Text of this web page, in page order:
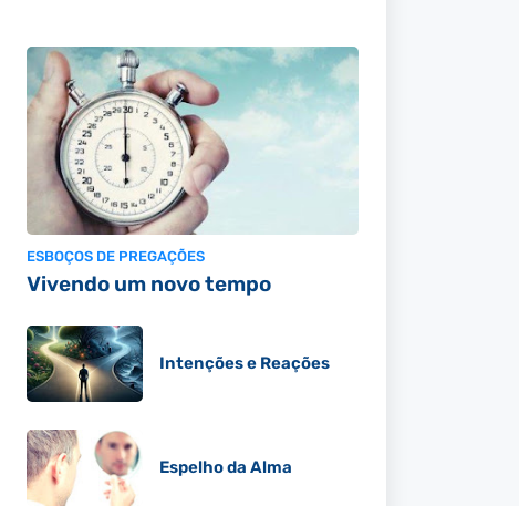
ESBOÇOS DE PREGAÇÕES
Vivendo um novo tempo
Intenções e Reações
Espelho da Alma